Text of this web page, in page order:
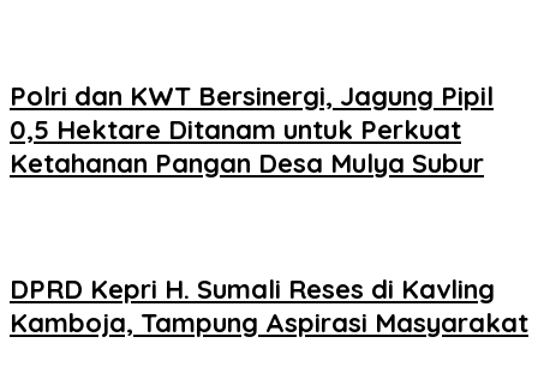
Polri dan KWT Bersinergi, Jagung Pipil
0,5 Hektare Ditanam untuk Perkuat
Ketahanan Pangan Desa Mulya Subur
DPRD Kepri H. Sumali Reses di Kavling
Kamboja, Tampung Aspirasi Masyarakat